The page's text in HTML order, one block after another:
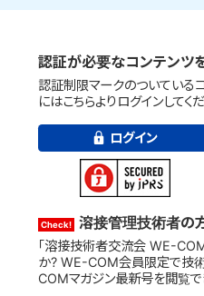
認証が必要なコンテンツ
認証制限マークのついている
にはこちらよりログインしてくだ
ログイン
溶接管理技術者の
「溶接技術者交流会 WE-
か? WE-COM会員限定で技
COMマガジン最新号を閲覧で